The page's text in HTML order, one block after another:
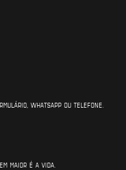
WHATSAPP OU TELEFONE.
MAIOR É A VIDA.